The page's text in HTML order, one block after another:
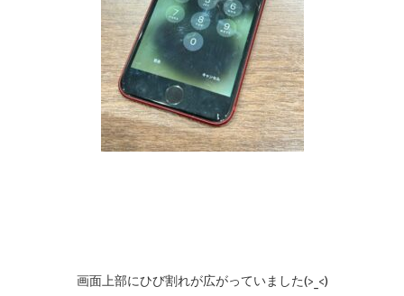
画面上部にひび割れが広がっていました(>_<)